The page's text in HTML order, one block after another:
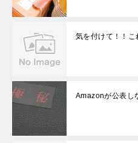
気を付けて！！こ
Amazonが公表し